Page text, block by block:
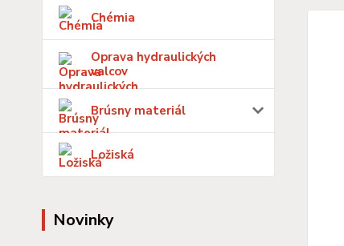
Chémia
Oprava hydraulických
valcov
Brúsny materiál
Ložiská
Novinky